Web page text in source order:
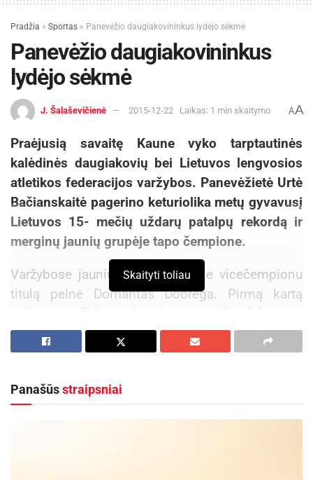
Pradžia » Sportas » Panevėžio daugiakovininkus lydėjo sėkmė
Panevėžio daugiakovininkus
lydėjo sėkmė
J. Šalaševičienė 2015-12-22 Laikas: 1 min skaitymo AA
Praėjusią savaitę Kaune vyko tarptautinės
kalėdinės daugiakovių bei Lietuvos lengvosios
atletikos federacijos varžybos. Panevėžietė Urtė
Bačianskaitė pagerino keturiolika metų gyvavusį
Lietuvos 15- mečių uždarų patalpų rekordą ir
merginų jaunių grupėje tapo čempione.
Varžybose jaunių vaikinų grupėje vicečempionu
titulą pelnė Domantas Dobrega. Pirmą kartą
tokiose varžybose jaunimo grupėje dalyvavęs
Mantas Linkevičius užėmė devintą vietą.
ir pasaulio greičio automodelių čempionatas
Skaityti toliau
Panašūsstraipsniai